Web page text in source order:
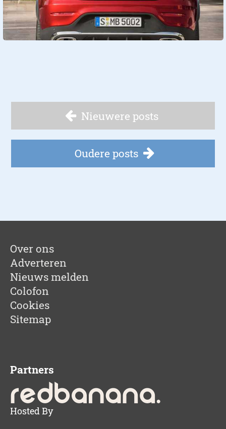
Nieuwere posts
Oudere posts
Over ons
Adverteren
Nieuws melden
Colofon
Cookies
Sitemap
Partners
Hosted By